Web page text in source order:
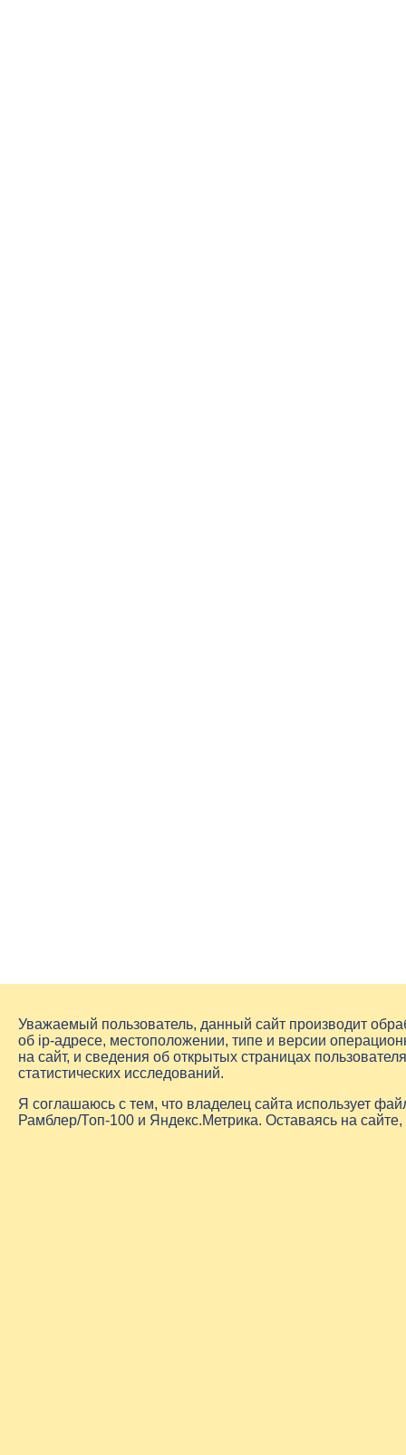
Уважаемый пользователь, данный сайт производит
об ip-адресе, местоположении, типе и версии
на сайт, и сведения об открытых страницах
статистических исследований.
Я соглашаюсь с тем, что владелец сайта использует
Рамблер/Топ-100 и Яндекс.Метрика. Оставаясь на